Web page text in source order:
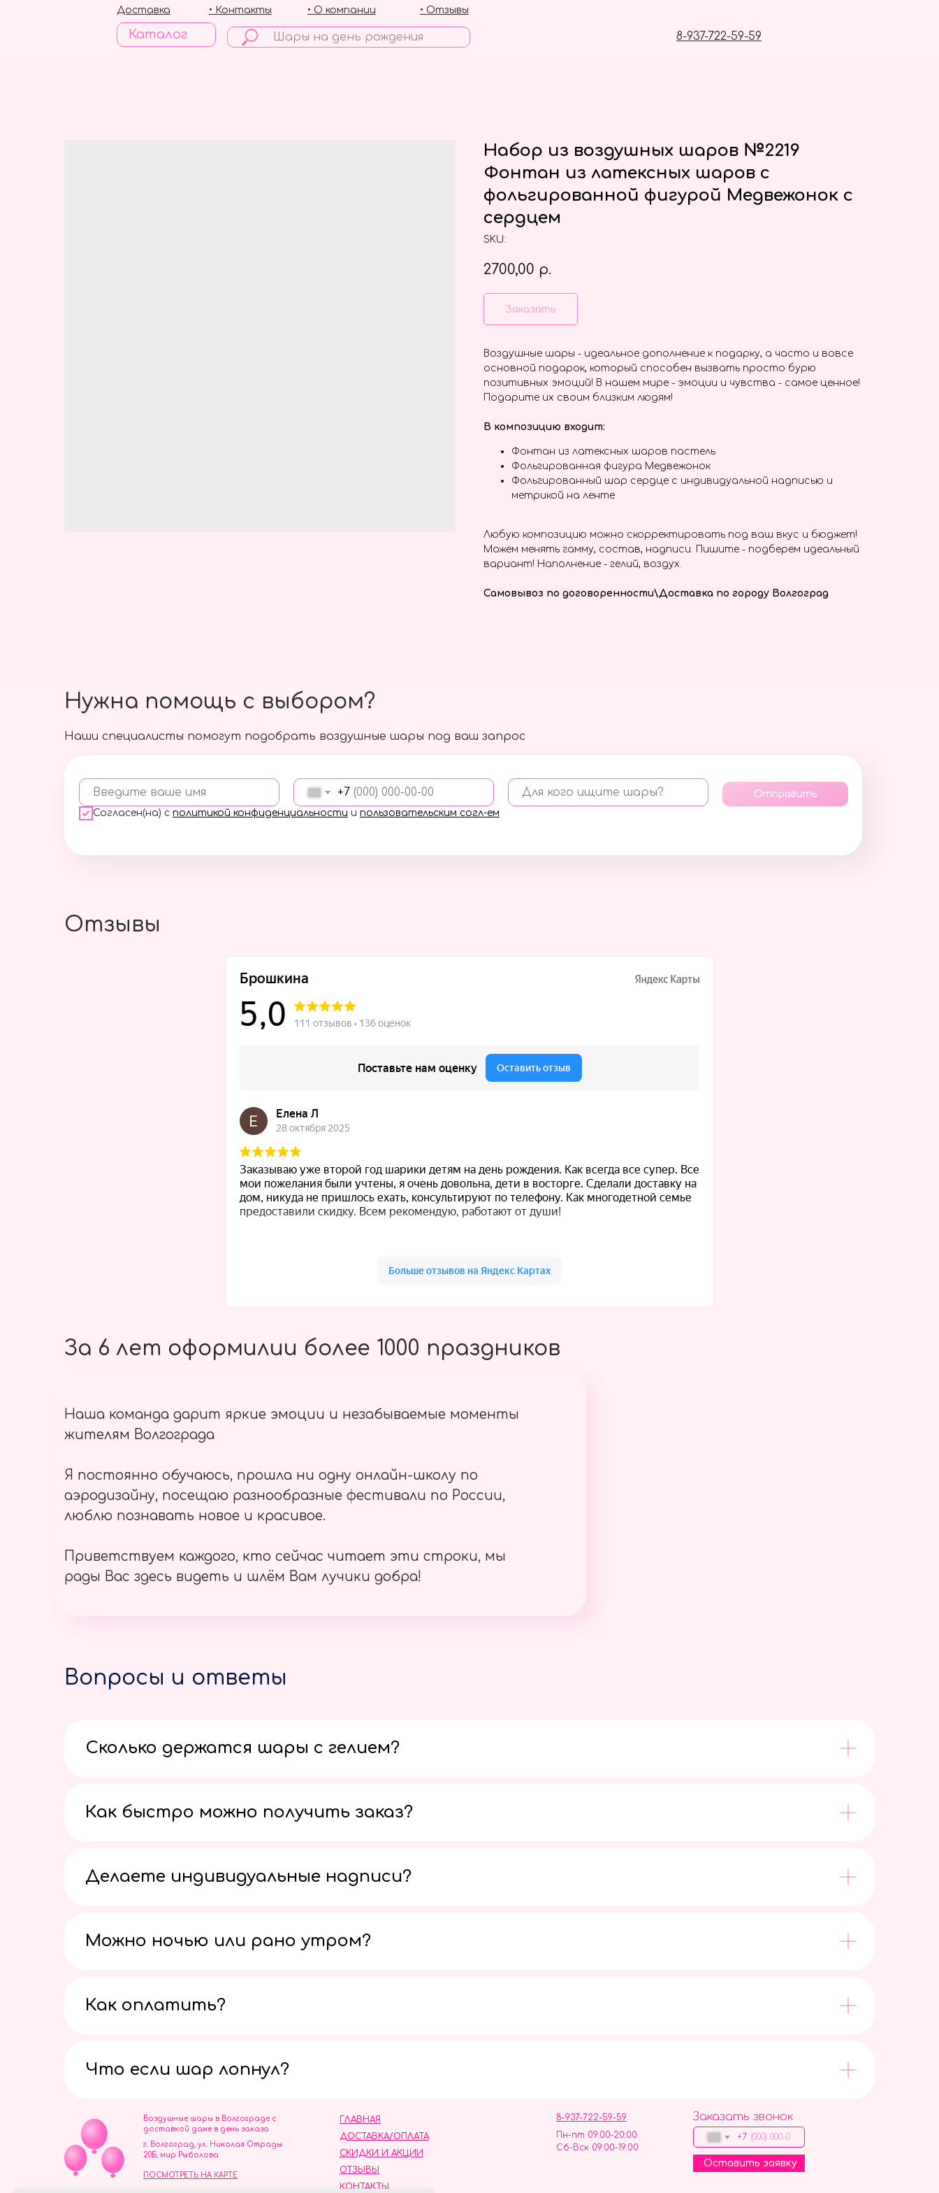
Каталог 8-937-722-59-59
• Отзывы
• О компании
• Контакты
Доставка
Набор из воздушных шаров №2219
Фонтан из латексных шаров с
фольгированной фигурой Медвежонок с
сердцем
SKU:
2700,00 р.
Заказать
Воздушные шары - идеальное дополнение к подарку, а часто и вовсе
основной подарок, который способен вызвать просто бурю
позитивных эмоций! В нашем мире - эмоции и чувства - самое ценное!
Подарите их своим близким людям!
В композицию входит:
Фонтан из латексных шаров пастель
Фольгированная фигура Медвежонок
Фольгированный шар сердце с индивидуальной надписью и
метрикой на ленте
Любую композицию можно скорректировать под ваш вкус и бюджет!
Можем менять гамму, состав, надписи. Пишите - подберем идеальный
вариант! Наполнение - гелий, воздух.
Самовывоз по договоренности\Доставка по городу Волгоград
Наши специалисты помогут подобрать воздушные шары под ваш запрос
Введите ваше имя +7 Для кого ищите шары?
Согласен(на) с политикой конфиденциальности и пользовательским согл-ем
Отправить
Нужна помощь с выбором?
Отзывы
За 6 лет оформилии более 1000 праздников
Наша команда дарит яркие эмоции и незабываемые моменты
жителям Волгограда
Я постоянно обучаюсь, прошла ни одну онлайн-школу по
аэродизайну, посещаю разнообразные фестивали по России,
люблю познавать новое и красивое.
Приветствуем каждого, кто сейчас читает эти строки, мы
рады Вас здесь видеть и шлём Вам лучики добра!
Вопросы и ответы
Сколько держатся шары с гелием?
Как быстро можно получить заказ?
Делаете индивидуальные надписи?
Можно ночью или рано утром?
Как оплатить?
Что если шар лопнул?
ОТЗЫВЫ
ГЛАВНАЯ
ДОСТАВКА/ОПЛАТА
СКИДКИ И АКЦИИ
КОНТАКТЫ
8-937-722-59-59
Пн-пт 09:00-20:00
Сб-Вск 09:00-19:00
Воздушные шары в Волгограде с
доставкой даже в день заказа
Заказать звонок
+7
Оставить заявку
г. Волгоград, ул. Николая Отрады
20Б, мир Рыболова
ПОСМОТРЕТЬ НА КАРТЕ